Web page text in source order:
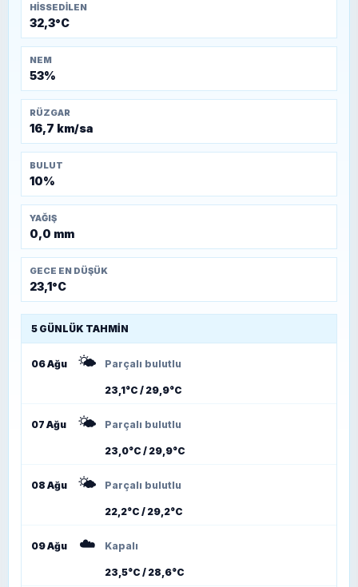
HISSEDILEN
32,3°C
NEM
53%
RÜZGAR
16,7 km/sa
BULUT
10%
YAĞIŞ
0,0 mm
GECE EN DÜŞÜK
23,1°C
5 GÜNLÜK TAHMIN
06 Ağu 🌤️ Parçalı bulutlu
23,1°C / 29,9°C
07 Ağu 🌤️ Parçalı bulutlu
23,0°C / 29,9°C
08 Ağu 🌤️ Parçalı bulutlu
22,2°C / 29,2°C
09 Ağu ☁️ Kapalı
23,5°C / 28,6°C